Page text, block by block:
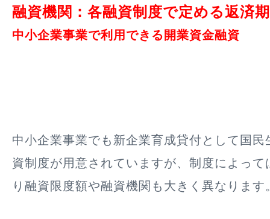
融資機関：各融資制度で定める返済
中小企業事業で利用できる開業資金融資
中小企業事業でも新企業育成貸付として国民
資制度が用意されていますが、制度によって
り融資限度額や融資機関も大きく異なります